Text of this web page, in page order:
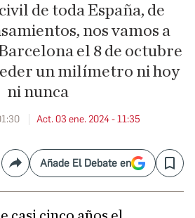
de toda España, de
nos vamos a
el 8 de octubre
un milímetro ni hoy
ni nunca
Act. 03 ene. 2024 - 11:35
CompartirAñade El Debate en Save